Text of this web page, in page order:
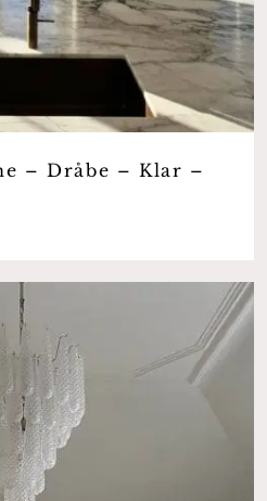
Go To Shop
– Dråbe – Klar –